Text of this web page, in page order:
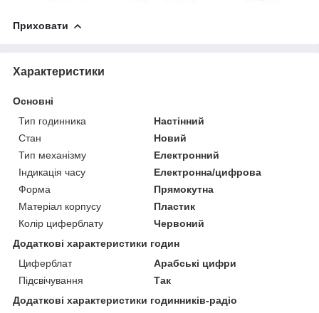
Приховати
Характеристики
Основні
Тип годинника
Настінний
Стан
Новий
Тип механізму
Електронний
Індикація часу
Електронна/цифрова
Форма
Прямокутна
Матеріал корпусу
Пластик
Колір циферблату
Червоний
Додаткові характеристики годин
Циферблат
Арабські цифри
Підсвічування
Так
Додаткові характеристики годинників-радіо